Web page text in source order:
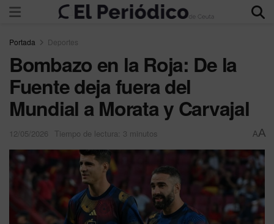
Portada Deportes
Bombazo en la Roja: De la
Fuente deja fuera del
Mundial a Morata y Carvajal
12/05/2026 Tiempo de lectura: 3 minutos AA